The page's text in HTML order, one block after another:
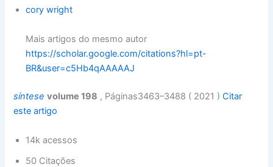
cory wright
Mais artigos do mesmo autor
https://scholar.google.com/citations?hl=pt-
BR&user=c5Hb4qAAAAAJ
síntese volume 198 , Páginas3463–3488 ( 2021 )Citar
este artigo
14k acessos
50 Citações